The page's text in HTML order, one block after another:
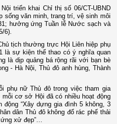
triển khai Chỉ thị số 06/CT-UBND
sống văn minh, trang trí, vệ sinh môi
hưởng ứng Tuần lễ Nước sạch và
6).
tịch thường trực Hội Liên hiệp phụ
là sự kiện thể thao có ý nghĩa quan
là dịp quảng bá rộng rãi với bạn bè
- Hà Nội, Thủ đô anh hùng, Thành
phụ nữ Thủ đô trong việc tham gia
cơ sở Hội đã có nhiều hoạt động
“Xây dựng gia đình 5 không, 3
dân Thủ đô không đổ rác phế thải
xử đẹp”…